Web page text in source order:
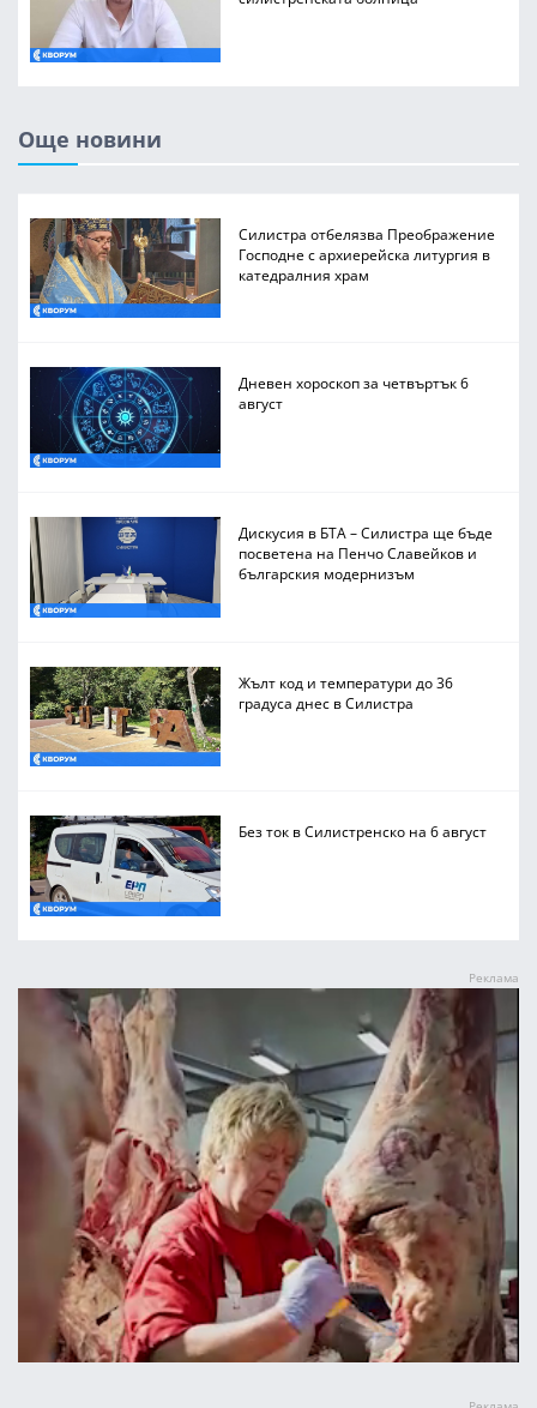
Още новини
Силистра отбелязва Преображение
Господне с архиерейска литургия в
катедралния храм
Дневен хороскоп за четвъртък 6
август
Дискусия в БТА – Силистра ще бъде
посветена на Пенчо Славейков и
българския модернизъм
Жълт код и температури до 36
градуса днес в Силистра
Без ток в Силистренско на 6 август